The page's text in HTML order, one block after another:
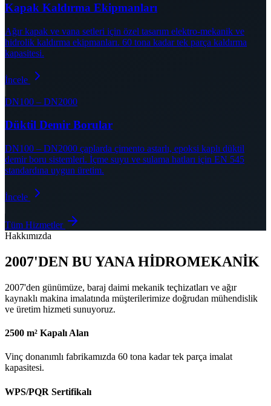
Kapak Kaldırma Ekipmanları
Ağır kapak ve vana setleri için özel tasarım elektro-mekanik ve
hidrolik kaldırma ekipmanları. 60 tona kadar tek parça kaldırma
kapasitesi.
İncele
DN100 – DN2000
Düktil Demir Borular
DN100 – DN2000 çaplarda çimento astarlı, epoksi kaplı düktil
demir boru sistemleri. İçme suyu ve sulama hatları için EN 545
standardına uygun üretim.
İncele
Tüm Hizmetler
Hakkımızda
2007'DEN BU YANA HİDROMEKANİK
2007'den günümüze, baraj daimi mekanik teçhizatları ve ağır
kaynaklı makina imalatında müşterilerimize doğrudan mühendislik
ve üretim hizmeti sunuyoruz.
2500 m² Kapalı Alan
Vinç donanımlı fabrikamızda 60 tona kadar tek parça imalat
kapasitesi.
WPS/PQR Sertifikalı